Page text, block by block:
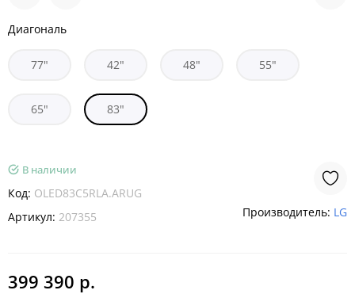
Диагональ
77" 42" 48" 55"
65" 83"
В наличии
Код: OLED83C5RLA.ARUG
Артикул: 207355 Производитель: LG
399 390 р.